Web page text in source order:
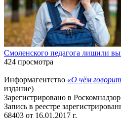
Смоленского педагога лишили
424 просмотра
Информагентство «О чём
издание)
Зарегистрировано в
Запись в реестре
68403 от 16.01.2017 г.